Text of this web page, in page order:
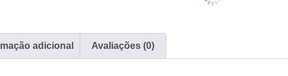
adicional Avaliações (0)